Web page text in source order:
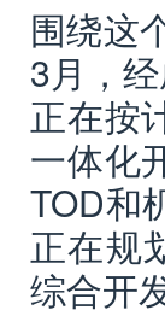
围绕这
3月，
正在按
一体化
TOD和
正在规
综合开